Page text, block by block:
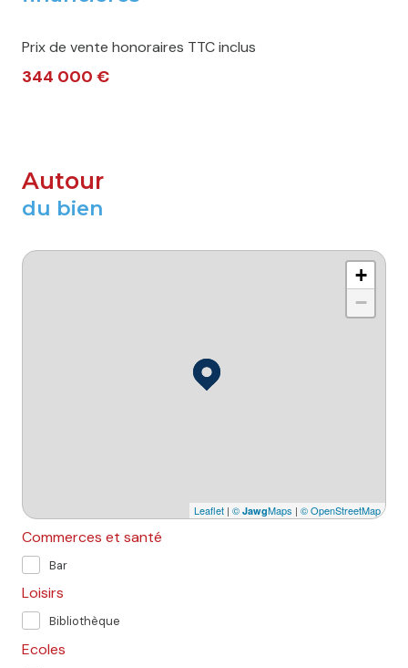
Prix de vente honoraires TTC inclus
344 000 €
Autour
du bien
+
−
Leaflet | © JawgMaps | © OpenStreetMap
Commerces et santé
Bar
Loisirs
Bibliothèque
Ecoles